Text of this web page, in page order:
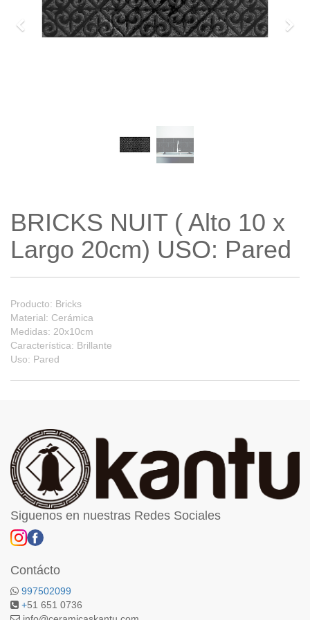
Previo
BRICKS NUIT ( Alto 10 x
Largo 20cm) USO: Pared
Producto: Bricks
Material: Cerámica
Medidas: 20x10cm
Característica: Brillante
Uso: Pared
Siguenos en nuestras Redes Sociales
Contácto
997502099
+51 651 0736